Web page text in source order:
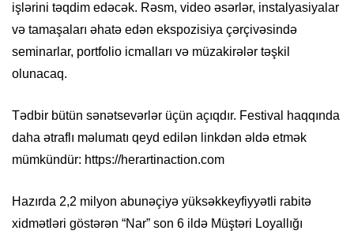
işlərini təqdim edəcək. Rəsm, video əsərlər, instalyasiyalar
və tamaşaları əhatə edən ekspozisiya çərçivəsində
seminarlar, portfolio icmalları və müzakirələr təşkil
olunacaq.
Tədbir bütün sənətsevərlər üçün açıqdır. Festival haqqında
daha ətraflı məlumatı qeyd edilən linkdən əldə etmək
mümkündür: https://herartinaction.com
Hazırda 2,2 milyon abunəçiyə yüksəkkeyfiyyətli rabitə
xidmətləri göstərən “Nar” son 6 ildə Müştəri Loyallığı